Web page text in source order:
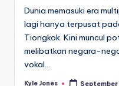
Dunia memasuki era
lagi hanya terpusat
Tiongkok. Kini muncul
melibatkan negara-
vokal…
Kyle Jones September